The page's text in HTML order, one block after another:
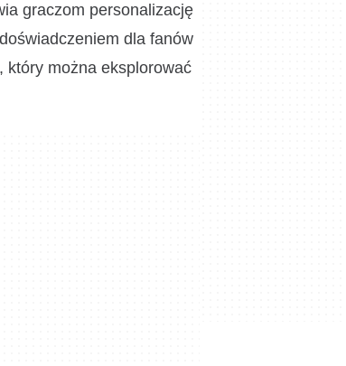
graczom personalizację
dla fanów
który można eksplorować